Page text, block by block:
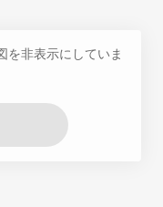
を非表示にしていま